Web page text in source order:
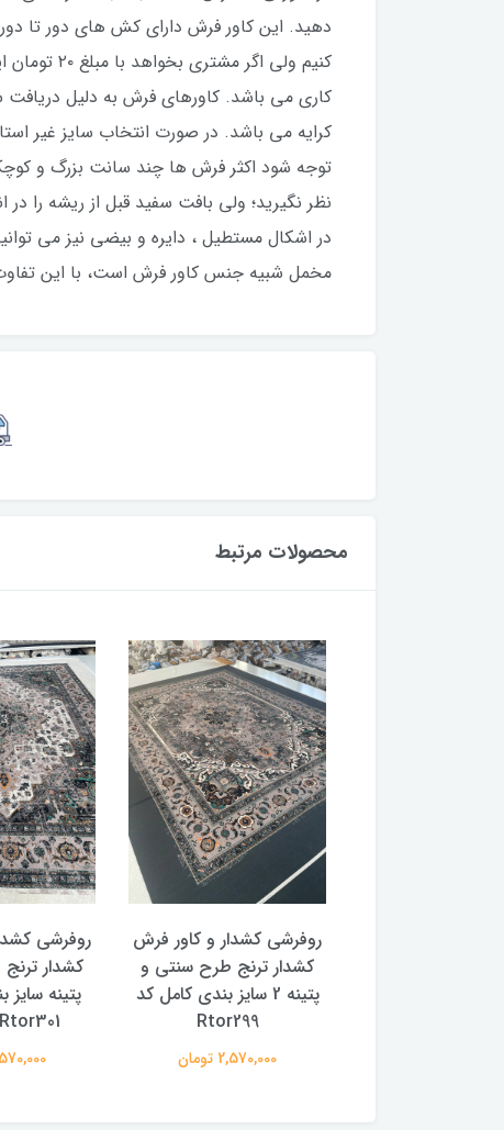
دهید. این کاور فرش دارای کش های دور تا
کاری می باشد. کاورهای فرش به دلیل
کرایه می باشد. در صورت انتخاب سایز غیر
توجه شود اکثر فرش ها چند سانت بزرگ و کوچک
نظر نگیرید؛ ولی بافت سفید قبل از ریشه را
در اشکال مستطیل ، دایره و بیضی نیز می
مخمل شبیه جنس کاور فرش است، با این
محصولات مرتبط
روفرشی کشدار و کاور فرش
کشدار ترنج طرح سنتی و
پتینه 2 سایز بندی کامل کد
Rtor299
2,570,000 تومان
روفرشی
کشدار
پتینه
Rtor301 (با فیلم)
2,570,000